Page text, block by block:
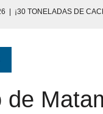
| ¡30 TONELADAS DE
LA COMUNIDAD!
EQUIPO Y RESULTADOS!
de